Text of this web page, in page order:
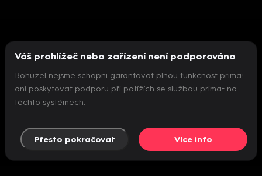
Nepodařilo se inicializovat přehrávač
Váš prohlížeč nebo zařízení není podporováno
Bohužel nejsme schopni garantovat plnou funkčnost prima+
ani poskytovat podporu při potížích se službou prima+ na
těchto systémech.
Přesto pokračovat Více info